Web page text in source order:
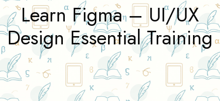
Learn Figma – UI/UX
Design Essential Training
Home Uncategorized
Learn Figma – UI/UX
Design Essential Training